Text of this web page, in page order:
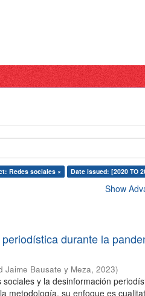
Redes sociales × Date issued: [2020 TO
Show
durante la
Jaime Bausate y Meza,2023)
y la desinformación
metodología, su enfoque es